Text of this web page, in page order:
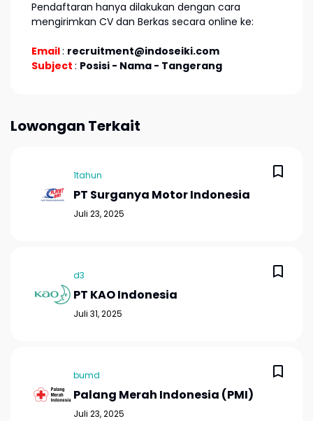
Pendaftaran hanya dilakukan dengan cara
mengirimkan CV dan Berkas secara online ke:
Email: recruitment@indoseiki.com
Subject : Posisi - Nama - Tangerang
Lowongan Terkait
1tahun
PT Surganya Motor Indonesia
Juli 23, 2025
d3
PT KAO Indonesia
Juli 31, 2025
bumd
Palang Merah Indonesia (PMI)
Juli 23, 2025